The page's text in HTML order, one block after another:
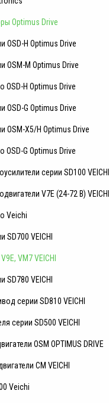
Optimus Drive
OSD-H Optimus Drive
OSM-M Optimus Drive
OSD-H Optimus Drive
OSD-G Optimus Drive
OSM-X5/H Optimus Drive
OSD-G Optimus Drive
серии SD100 VEICHI
V7E (24-72 В) VEICHI
Veichi
SD700 VEICHI
VM7 VEICHI
SD780 VEICHI
серии SD810 VEICHI
серии SD500 VEICHI
OSM OPTIMUS DRIVE
CM VEICHI
Veichi